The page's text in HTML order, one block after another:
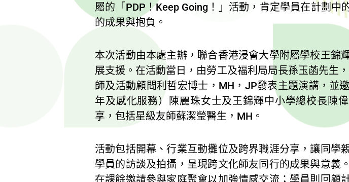
屬的「PDP！Keep Going！」活動，肯定學員在計劃中
的成果與抱負。
本次活動由本處主辦，聯合香港浸會大學附屬學校王錦
展支援。在活動當日，由勞工及福利局局長孫玉菡先生
師及活動顧問利哲宏博士，MH，JP發表主題演講，並
年及感化服務）陳麗珠女士及王錦輝中小學總校長陳
享，包括星級友師蘇潔瑩醫生，MH。
活動包括開幕、行業互動攤位及跨界職涯分享，讓同學
學員的訪談及拍攝，呈現跨文化師友同行的成果與意義
在課餘邀請參與家庭聚會以加強情感交流；學員則回顧